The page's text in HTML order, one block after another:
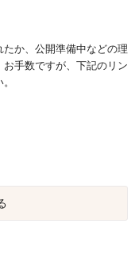
か、公開準備中などの理
手数ですが、下記のリン